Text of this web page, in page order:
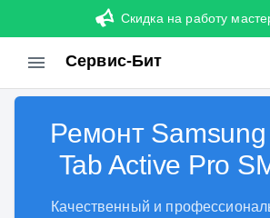
Скидка на работу
Сервис-Бит
Ремонт
Tab Active Pro
Качественный и